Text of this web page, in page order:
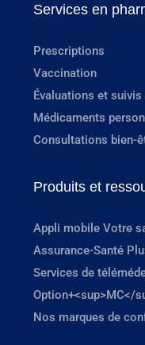
Services en
Prescriptions
Vaccination
Évaluations et suivis
Médicaments
Consultations bien-
Produits et
Appli mobile Votre
Assurance-Santé
Services de
Option+<sup>MC</
Nos marques de